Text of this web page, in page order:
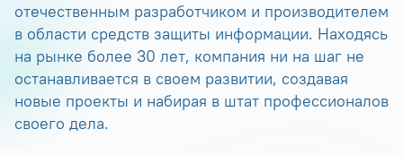
отечественным разработчиком и производителем
в области средств защиты информации. Находясь
на рынке более 30 лет, компания ни на шаг не
останавливается в своем развитии, создавая
новые проекты и набирая в штат профессионалов
своего дела.